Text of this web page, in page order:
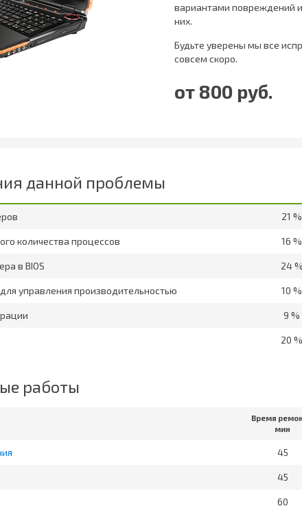
вариантами повреждений
них.
Будьте уверены мы все
совсем скоро.
от 800 руб.
данной проблемы
21 %
количества процессов 16 %
в BIOS 24 %
управления производительностью 10 %
9 %
20 %
работы
Время
мин
45
45
60